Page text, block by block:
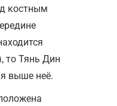
костным
то Тянь Дин
выше неё.